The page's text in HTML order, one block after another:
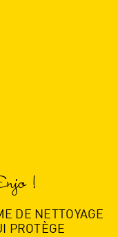
!
DE NETTOYAGE
PROTÈGE